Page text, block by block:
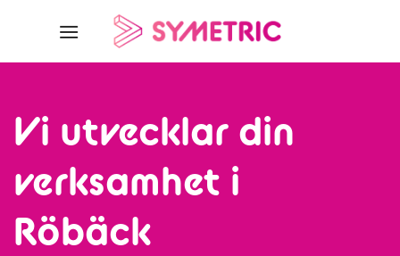
Vi utvecklar din
verksamhet i
Röbäck